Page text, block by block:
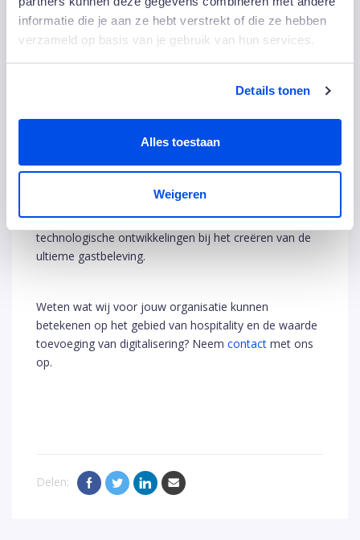
informatie die je aan ze hebt verstrekt of die ze hebben
verzameld op basis van je gebruik van hun services.
Details tonen
Alles toestaan
Weigeren
nieuwe technologie op locatie. Op het moment dat een
gast binnenkomt, krijgen ze zelf de keuze of ze voor
ontwikkeling voor extra doorloopsnelheid zorgt, zijn de
zie je hoe de Hotelkamer van de Toekomst,
citizenM en McDonald’s gebruik maken van
technologische ontwikkelingen bij het creëren van de
ultieme gastbeleving.
Weten wat wij voor jouw organisatie kunnen
betekenen op het gebied van hospitality en de waarde
toevoeging van digitalisering? Neem contact met ons
op.
Delen: